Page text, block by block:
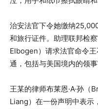
治安法官下令她缴纳
和旅行证件。助理联邦检
Elbogen）请求法官命令
通，包括与美国境内的领事
王某的律师布莱恩·A·孙（
Liang）在一份声明中表示